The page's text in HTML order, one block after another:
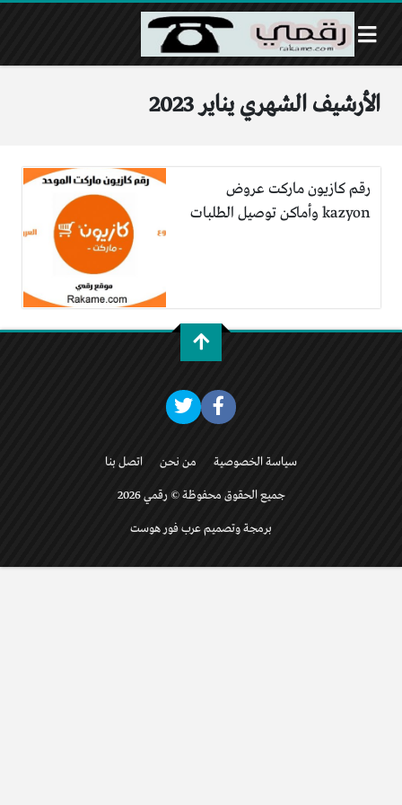
الأرشيف الشهري يناير 2023
رقم كازيون ماركت عروض
kazyon وأماكن توصيل الطلبات
سياسة الخصوصية من نحن اتصل بنا
جميع الحقوق محفوظة © رقمي 2026
برمجة وتصميم عرب فور هوست